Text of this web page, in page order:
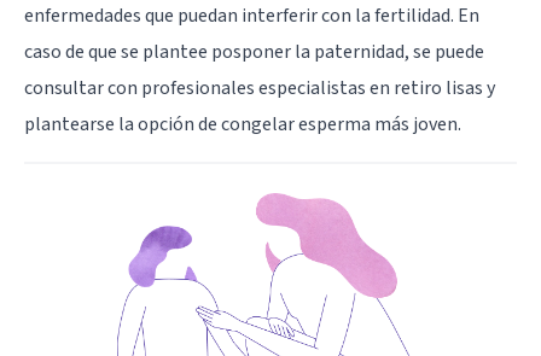
enfermedades que puedan interferir con la fertilidad. En
caso de que se plantee posponer la paternidad, se puede
consultar con profesionales especialistas en retiro lisas y
plantearse la opción de congelar esperma más joven.